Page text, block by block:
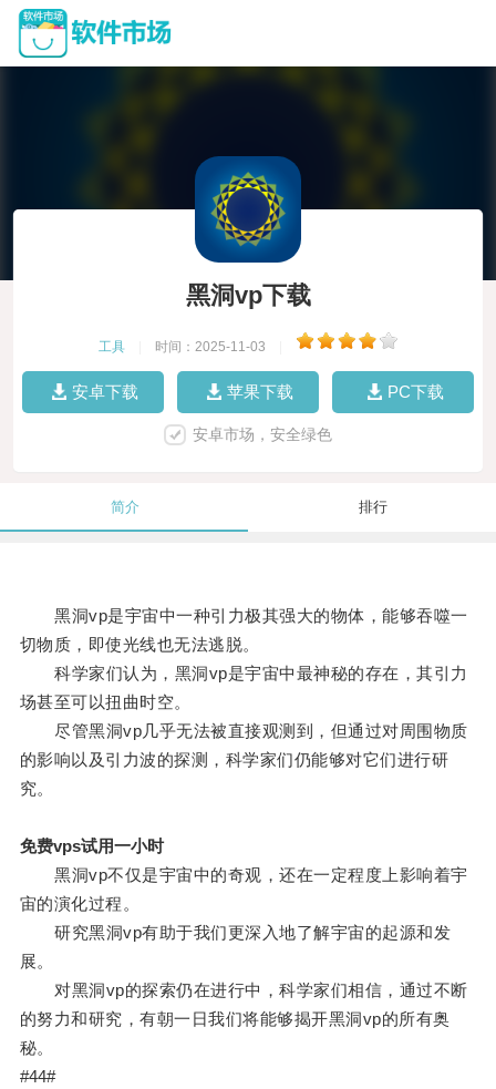
黑洞vp下载
工具 时间：2025-11-03
安卓下载 苹果下载 PC下载
安卓市场，安全绿色
简介 排行
黑洞vp是宇宙中一种引力极其强大的物体，能够吞噬一
切物质，即使光线也无法逃脱。
科学家们认为，黑洞vp是宇宙中最神秘的存在，其引力
场甚至可以扭曲时空。
尽管黑洞vp几乎无法被直接观测到，但通过对周围物质
的影响以及引力波的探测，科学家们仍能够对它们进行研
究。
免费vps试用一小时
黑洞vp不仅是宇宙中的奇观，还在一定程度上影响着宇
宙的演化过程。
研究黑洞vp有助于我们更深入地了解宇宙的起源和发
展。
对黑洞vp的探索仍在进行中，科学家们相信，通过不断
的努力和研究，有朝一日我们将能够揭开黑洞vp的所有奥
秘。
#44#